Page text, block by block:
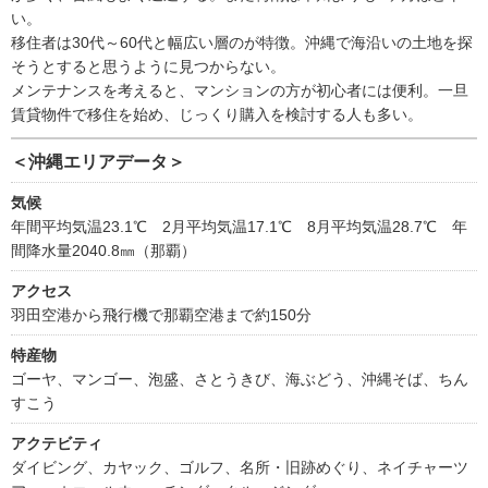
い。
移住者は30代～60代と幅広い層のが特徴。沖縄で海沿いの土地を探
そうとすると思うように見つからない。
メンテナンスを考えると、マンションの方が初心者には便利。一旦
賃貸物件で移住を始め、じっくり購入を検討する人も多い。
＜沖縄エリアデータ＞
気候
年間平均気温23.1℃ 2月平均気温17.1℃ 8月平均気温28.7℃ 年
間降水量2040.8㎜（那覇）
アクセス
羽田空港から飛行機で那覇空港まで約150分
特産物
ゴーヤ、マンゴー、泡盛、さとうきび、海ぶどう、沖縄そば、ちん
すこう
アクテビティ
ダイビング、カヤック、ゴルフ、名所・旧跡めぐり、ネイチャーツ